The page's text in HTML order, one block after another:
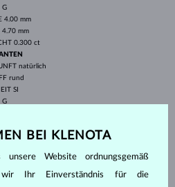
G
4.00 mm
4.70 mm
0.300 ct
natürlich
rund
SI
G
BEI KLENOTA
unsere Website ordnungsgemäß
wir Ihr Einverständnis für die